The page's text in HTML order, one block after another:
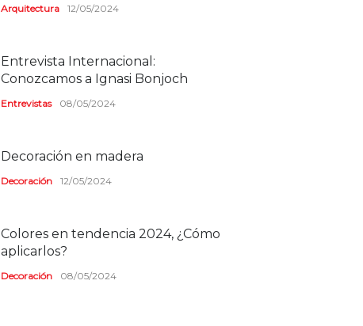
Arquitectura 12/05/2024
Entrevista Internacional:
Conozcamos a Ignasi Bonjoch
Entrevistas 08/05/2024
Decoración en madera
Decoración 12/05/2024
Colores en tendencia 2024, ¿Cómo
aplicarlos?
Decoración 08/05/2024